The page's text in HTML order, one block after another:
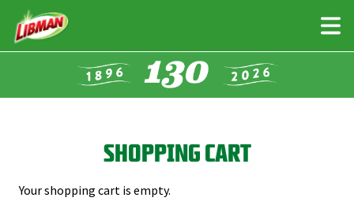
Skip
to
main
SHOPPING CART
Your shopping cart is empty.